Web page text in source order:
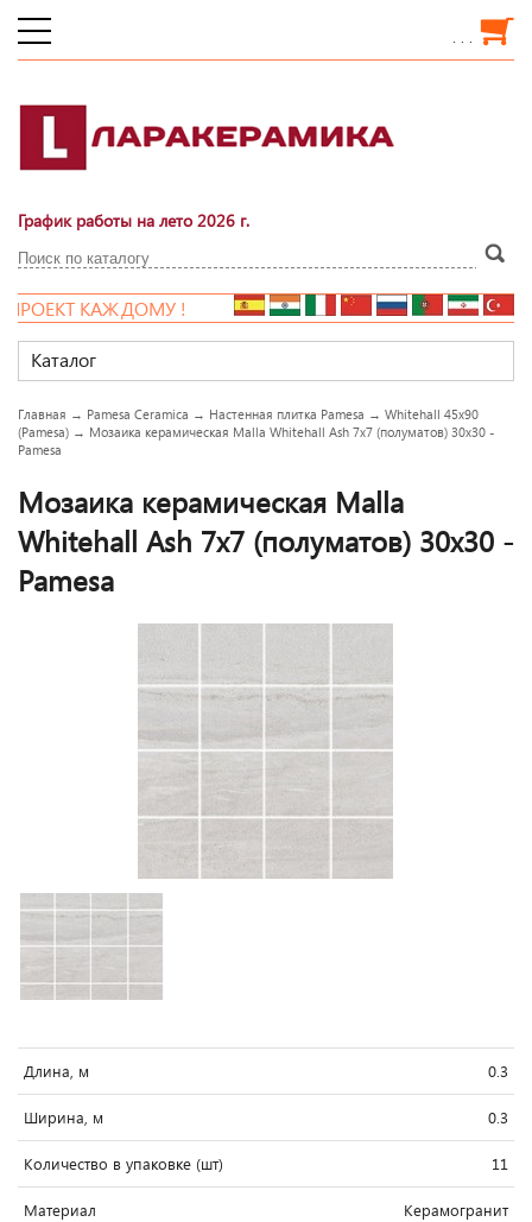
. . .
График работы на лето 2026 г.
КАЖДОМУ !
Каталог
Главная → Pamesa Ceramica → Настенная плитка Pamesa → Whitehall 45x90
(Pamesa) → Мозаика керамическая Malla Whitehall Ash 7x7 (полуматов) 30x30 -
Pamesa
Мозаика керамическая Malla
Whitehall Ash 7x7 (полуматов) 30x30 -
Pamesa
Длина, м 0.3
Ширина, м 0.3
Количество в упаковке (шт) 11
Материал Керамогранит